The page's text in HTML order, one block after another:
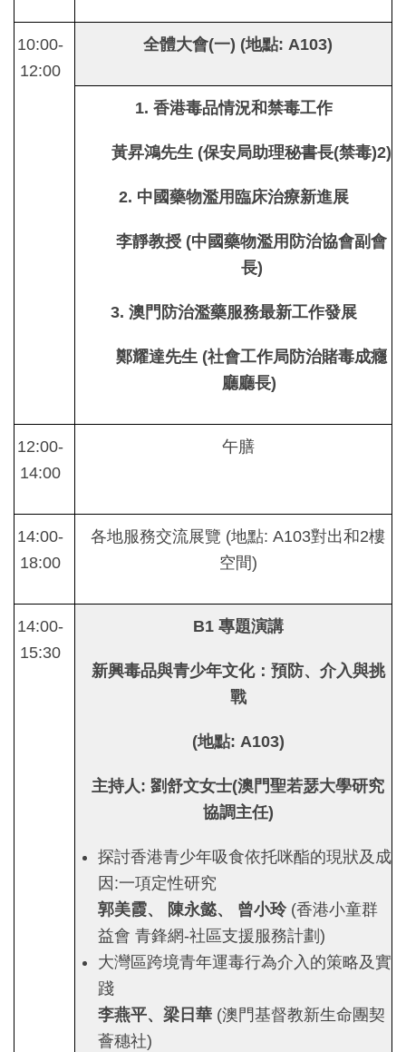
10:00-
12:00
全體大會(一) (地點: A103)
1. 香港毒品情況和禁毒工作
黃昇鴻先生 (保安局助理秘書長(禁毒)2)
2. 中國藥物濫用臨床治療新進展
李靜教授 (中國藥物濫用防治協會副會
長)
3. 澳門防治濫藥服務最新工作發展
鄭耀達先生 (社會工作局防治賭毒成癮
廳廳長)
12:00-
14:00
午膳
14:00-
18:00
各地服務交流展覽 (地點: A103對出和2樓
空間)
14:00-
15:30
B1 專題演講
新興毒品與青少年文化：預防、介入與挑
戰
(地點: A103)
主持人 : 劉舒文女士(澳門聖若瑟大學研究
協調主任)
探討香港青少年吸食依托咪酯的現狀及成
因:一項定性研究
郭美霞、
陳永懿、 曾小玲(香港小童群
益會 青鋒網-社區支援服務計劃)
大灣區跨境青年運毒行為介入的策略及實
踐
李燕平、梁日華 (澳門基督教新生命團契
薈穗社)